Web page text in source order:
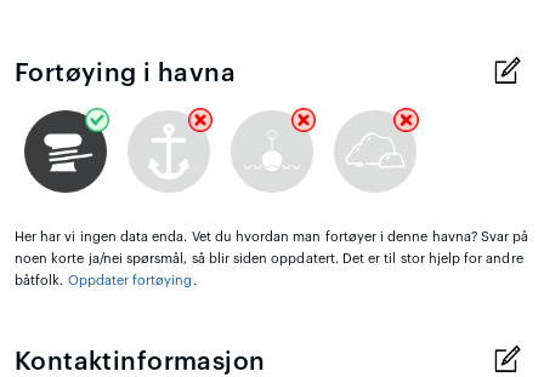
Fortøying i havna
Her har vi ingen data enda. Vet du hvordan man fortøyer i denne havna? Svar på
noen korte ja/nei spørsmål, så blir siden oppdatert. Det er til stor hjelp for andre
båtfolk. Oppdater fortøying .
Kontaktinformasjon